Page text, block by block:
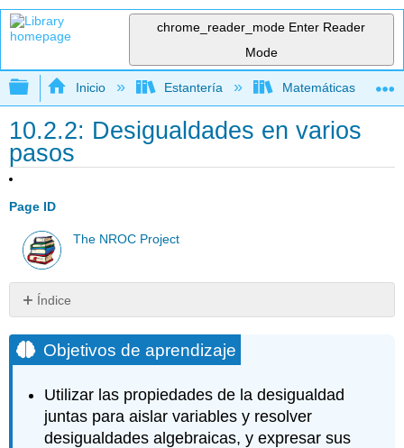
chrome_reader_mode Enter Reader
Mode
Expandir/contraer jerarquía global
Inicio Estantería Matemáticas
10.2.2: Desigualdades en varios
pasos
Page ID
The NROC Project
Índice
de
aprendizaje
Usar
propiedades
juntas
Objetivos de aprendizaje
Utilizar las propiedades de la desigualdad
juntas para aislar variables y resolver
desigualdades algebraicas, y expresar sus